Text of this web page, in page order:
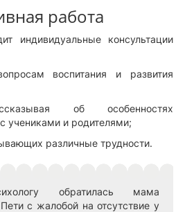
работа
индивидуальные консультации
воспитания и развития
об особенностях
учениками и родителями;
различные трудности.
обратилась мама
с жалобой на отсутствие у